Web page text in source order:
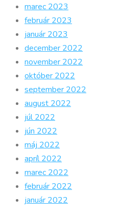
marec 2023
február 2023
január 2023
december 2022
november 2022
október 2022
september 2022
august 2022
júl 2022
jún 2022
máj 2022
apríl 2022
marec 2022
február 2022
január 2022